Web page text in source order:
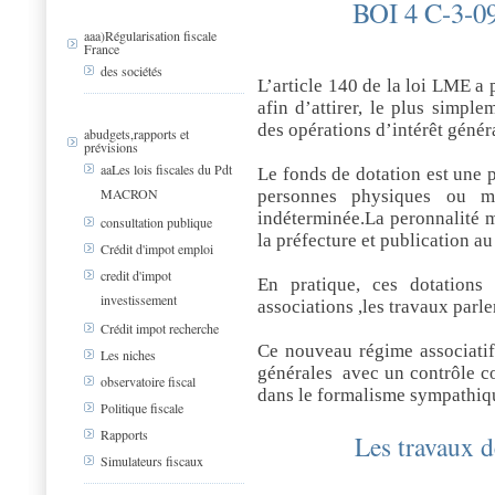
aaa)Régularisation fiscale
France
des sociétés
abudgets,rapports et
prévisions
aaLes lois fiscales du Pdt
MACRON
consultation publique
Crédit d'impot emploi
credit d'impot
investissement
Crédit impot recherche
Les niches
observatoire fiscal
Politique fiscale
Rapports
Simulateurs fiscaux
BOI 4 C-3-
L’article 140 de la loi LME a
afin d’attirer, le plus
des opérations d’intérêt
Le fonds de dotation est une
personnes physiques ou
indéterminée.La peronnalité
la préfecture et publication
En pratique, ces dotations
associations ,les travaux
Ce nouveau régime
générales avec un contrôle
dans le formalisme
Les travaux